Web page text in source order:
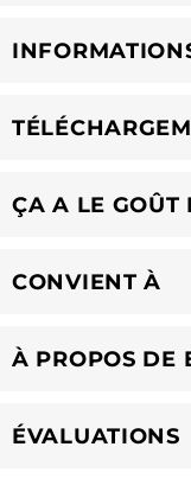
ÇA A LE GOÛT
CONVIENT À
À PROPOS DE
ÉVALUATIONS